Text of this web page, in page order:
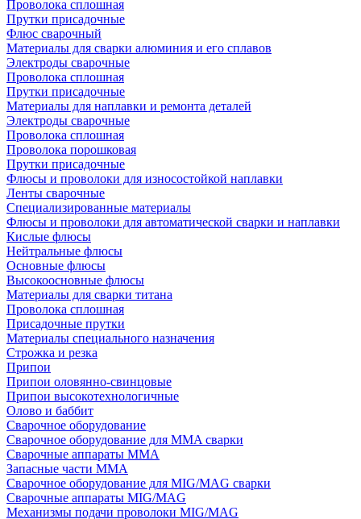
Проволока сплошная
Прутки присадочные
Флюс сварочный
Материалы для сварки алюминия и его сплавов
Электроды сварочные
Проволока сплошная
Прутки присадочные
Материалы для наплавки и ремонта деталей
Электроды сварочные
Проволока сплошная
Проволока порошковая
Прутки присадочные
Флюсы и проволоки для износостойкой наплавки
Ленты сварочные
Специализированные материалы
Флюсы и проволоки для автоматической сварки и наплавки
Кислые флюсы
Нейтральные флюсы
Основные флюсы
Высокоосновные флюсы
Материалы для сварки титана
Проволока сплошная
Присадочные прутки
Материалы специального назначения
Строжка и резка
Припои
Припои оловянно-свинцовые
Припои высокотехнологичные
Олово и баббит
Сварочное оборудование
Сварочное оборудование для MMA сварки
Сварочные аппараты MMA
Запасные части MMA
Сварочное оборудование для MIG/MAG сварки
Сварочные аппараты MIG/MAG
Механизмы подачи проволоки MIG/MAG